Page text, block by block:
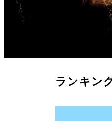
購入した
中オ
mpを獲
ランキン